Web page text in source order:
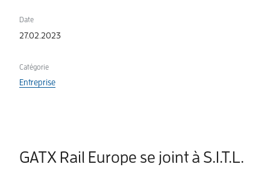
Date
27.02.2023
Catégorie
Entreprise
GATX Rail Europe se joint à S.I.T.L.